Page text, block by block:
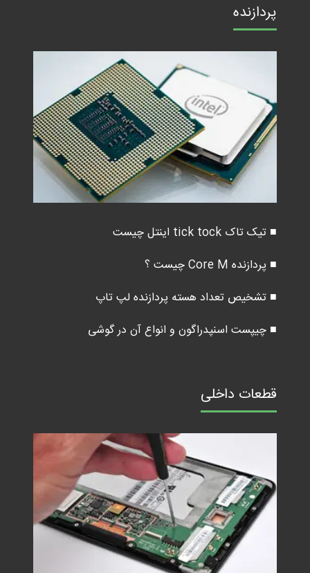
پردازنده
■ تیک تاک tick tock اینتل چیست
■ پردازنده Core M چیست ؟
■ تشخیص تعداد هسته پردازنده لپ تاپ
■ چیپست اسنپدراگون و انواع آن در گوشی
قطعات داخلی